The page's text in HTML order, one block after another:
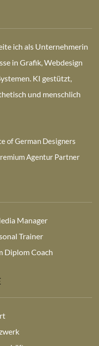
ich als Unternehmerin
in Grafik, Webdesign
KI gestützt,
und menschlich
of German Designers
Agentur Partner
Manager
Trainer
Diplom Coach